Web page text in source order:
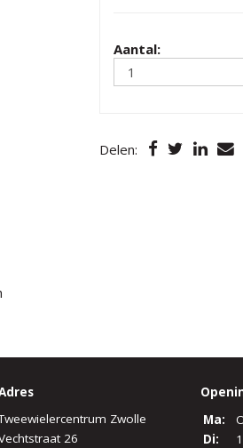
Aantal:
Delen:
Zwolle
26
Ma:
Di: